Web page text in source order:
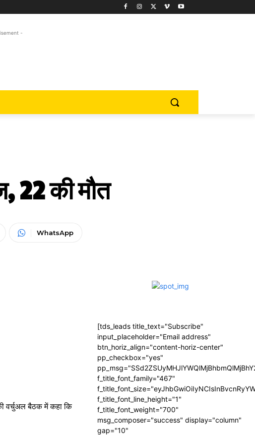
-
22 की मौत
WhatsApp
वर्चुअल बैठक में कहा कि
[tds_leads title_text="Subscribe"
input_placeholder="Email address"
btn_horiz_align="content-horiz-center"
pp_checkbox="yes"
f_title_font_family="467"
f_title_font_line_height="1"
f_title_font_weight="700"
msg_composer="success" display="column"
gap="10"